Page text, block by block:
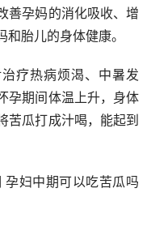
善孕妈的消化吸收、增
胎儿的身体健康。
疗热病烦渴、中暑发
孕期间体温上升，身体
苦瓜打成汁喝，能起到
妇中期可以吃苦瓜吗